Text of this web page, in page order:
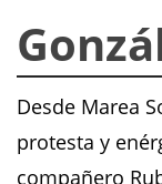
Desde Marea
protesta y
compañero